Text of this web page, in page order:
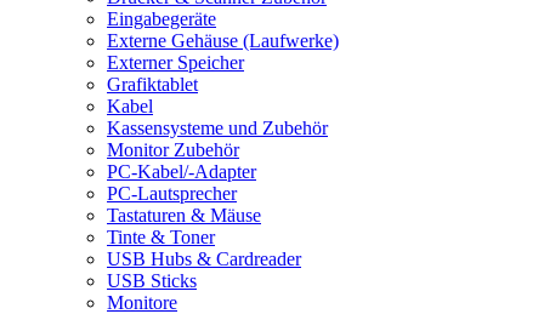
Eingabegeräte
Externe Gehäuse (Laufwerke)
Externer Speicher
Grafiktablet
Kabel
Kassensysteme und Zubehör
Monitor Zubehör
PC-Kabel/-Adapter
PC-Lautsprecher
Tastaturen & Mäuse
Tinte & Toner
USB Hubs & Cardreader
USB Sticks
Monitore